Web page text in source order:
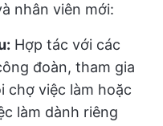
nhân viên mới:
Hợp tác với các
đoàn, tham gia
chợ việc làm hoặc
làm dành riêng